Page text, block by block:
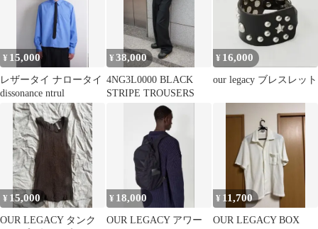
¥ 15,000
レザータイ ナロータイ
dissonance ntrul
¥38,000
4NG3L0000 BLACK
STRIPE TROUSERS
¥ 16,000
our legacy ブレスレット
¥ 15,000
OUR LEGACY タンク
¥ 18,000
OUR LEGACY アワー
¥ 11,700
OUR LEGACY BOX